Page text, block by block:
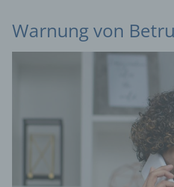
Warnung von